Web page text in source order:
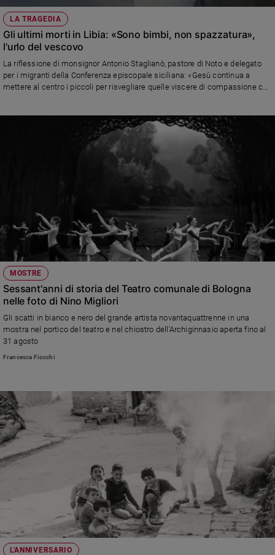
LA TRAGEDIA
Gli ultimi morti in Libia: «Sono bimbi, non spazzatura»,
l'urlo del vescovo
La riflessione di monsignor Antonio Staglianò, pastore di Noto e delegato
per i migranti della Conferenza episcopale siciliana: «Gesù continua a
mettere al centro i piccoli per risvegliare quelle viscere di compassione che
MOSTRE
Sessant'anni di storia del Teatro comunale di Bologna
nelle foto di Nino Migliori
Gli scatti in bianco e nero del grande artista novantaquattrenne in una
mostra nel portico del teatro e nel chiostro dell’Archiginnasio aperta fino al
31 agosto
Francesca Fiocchi
L'ANNIVERSARIO